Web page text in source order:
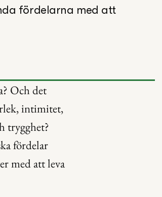
fördelarna med att
Och det
intimitet,
trygghet?
fördelar
med att leva